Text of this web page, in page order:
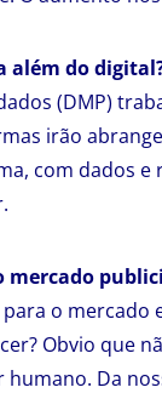
além do
(DMP)
irão
com dados e
mercado
para o mercado
Obvio que
Da